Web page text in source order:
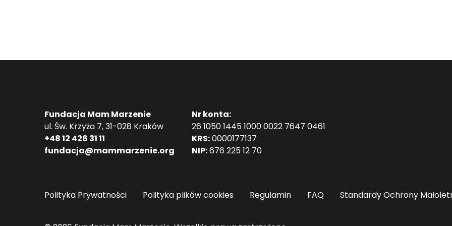
Fundacja Mam Marzenie
ul. Św. Krzyża 7, 31-028 Kraków
+48 12 426 31 11
fundacja@mammarzenie.org
Nr konta:
26 1050 1445 1000 0022 7647 0461
KRS:0000177137
NIP:676 225 12 70
Polityka Prywatności Polityka plików cookies Regulamin FAQ Standardy Ochrony